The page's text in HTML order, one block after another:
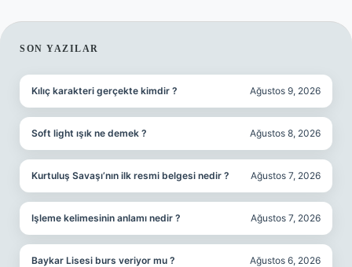
SIDEBAR
SON YAZILAR
Kılıç karakteri gerçekte kimdir ? Ağustos 9, 2026
Soft light ışık ne demek ? Ağustos 8, 2026
Kurtuluş Savaşı’nın ilk resmi belgesi nedir ? Ağustos 7, 2026
Işleme kelimesinin anlamı nedir ? Ağustos 7, 2026
Baykar Lisesi burs veriyor mu ? Ağustos 6, 2026